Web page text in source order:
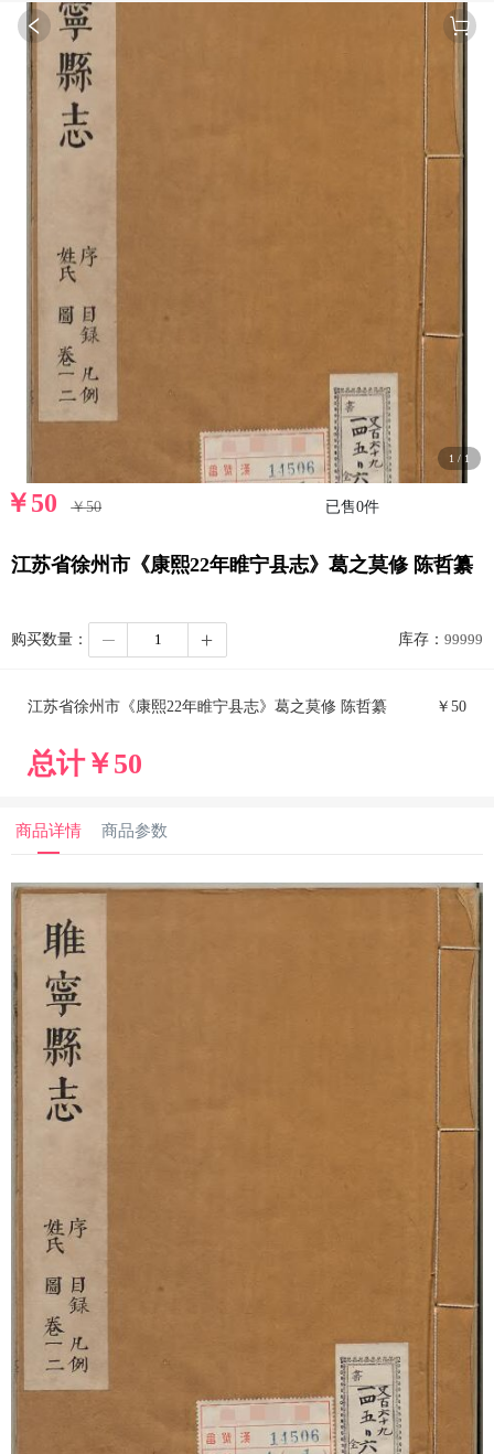
1 / 1
￥50 ￥50 已售0件
江苏省徐州市《康熙22年睢宁县志》葛之莫修 陈哲纂
购买数量： 库存： 99999
江苏省徐州市《康熙22年睢宁县志》葛之莫修 陈哲纂 ￥ 50
总计￥50
商品详情 商品参数